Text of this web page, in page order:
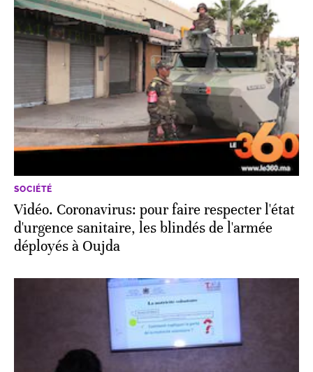
SOCIÉTÉ
Vidéo. Coronavirus: pour faire respecter l'état
d'urgence sanitaire, les blindés de l'armée
déployés à Oujda